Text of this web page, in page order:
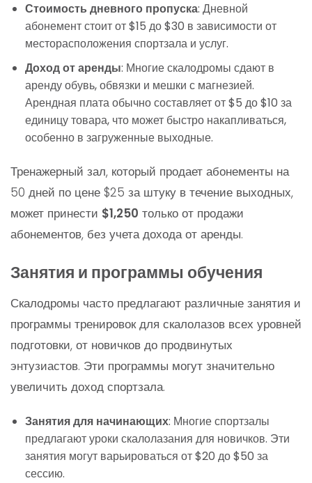
Стоимость дневного пропуска: Дневной
абонемент стоит от $15 до $30 в зависимости от
месторасположения спортзала и услуг.
Доход от аренды: Многие скалодромы сдают в
аренду обувь, обвязки и мешки с магнезией.
Арендная плата обычно составляет от $5 до $10 за
единицу товара, что может быстро накапливаться,
особенно в загруженные выходные.
Тренажерный зал, который продает абонементы на
50 дней по цене $25 за штуку в течение выходных,
может принести $1,250 только от продажи
абонементов, без учета дохода от аренды.
Занятия и программы обучения
Скалодромы часто предлагают различные занятия и
программы тренировок для скалолазов всех уровней
подготовки, от новичков до продвинутых
энтузиастов. Эти программы могут значительно
увеличить доход спортзала.
Занятия для начинающих: Многие спортзалы
предлагают уроки скалолазания для новичков. Эти
занятия могут варьироваться от $20 до $50 за
сессию.